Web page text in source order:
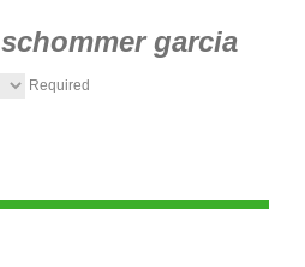
schommer garcia
Required